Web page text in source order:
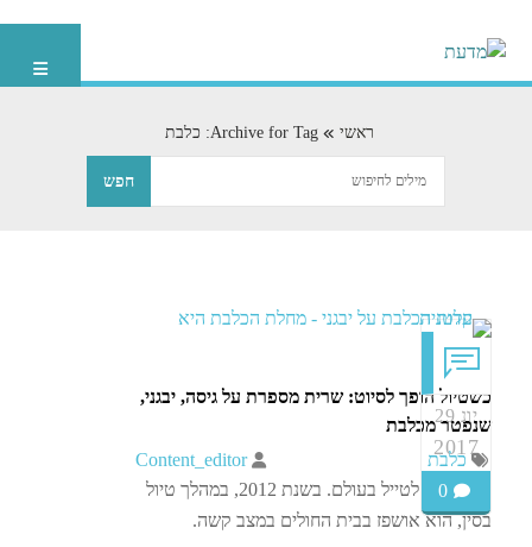
ראשי Archive for Tag: כלבת
יונ 29
2017
0
כשטיול הופך לסיוט: שרית מספרת על גיסה, יבגני,
שנפטר מכלבת
Content_editor
כלבת
יבגני אהב לטייל בעולם. בשנת 2012, במהלך טיול
בסין, הוא אושפז בבית החולים במצב קשה.